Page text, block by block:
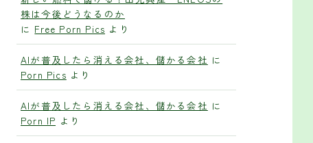
株は今後どうなるのか
に Free Porn Pics より
AIが普及したら消える会社、儲かる会社 に
Porn Pics より
AIが普及したら消える会社、儲かる会社 に
Porn IP より